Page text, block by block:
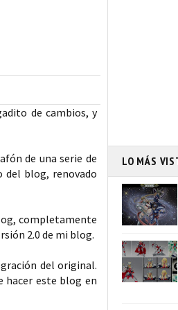
de cambios, y
de una serie de
del blog, renovado
completamente
2.0 de mi blog.
del original.
hacer este blog en
LO MÁS